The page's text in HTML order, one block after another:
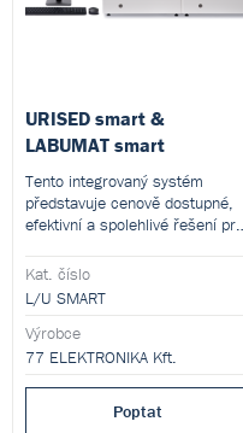
URISED smart &
LABUMAT smart
Tento integrovaný systém
představuje cenově dostupné,
efektivní a spolehlivé řešení pro
transportu vzorku, přípravy
vzorku, měřicího procesu,
analýzy výsledků, reportování a
revize výsledků včetně
mikroskopických snímků.
Výsledky vyšetření močového
ukládány do jednotné databáze.
Kat. číslo
L/U SMART
Výrobce
77 ELEKTRONIKA Kft.
Poptat